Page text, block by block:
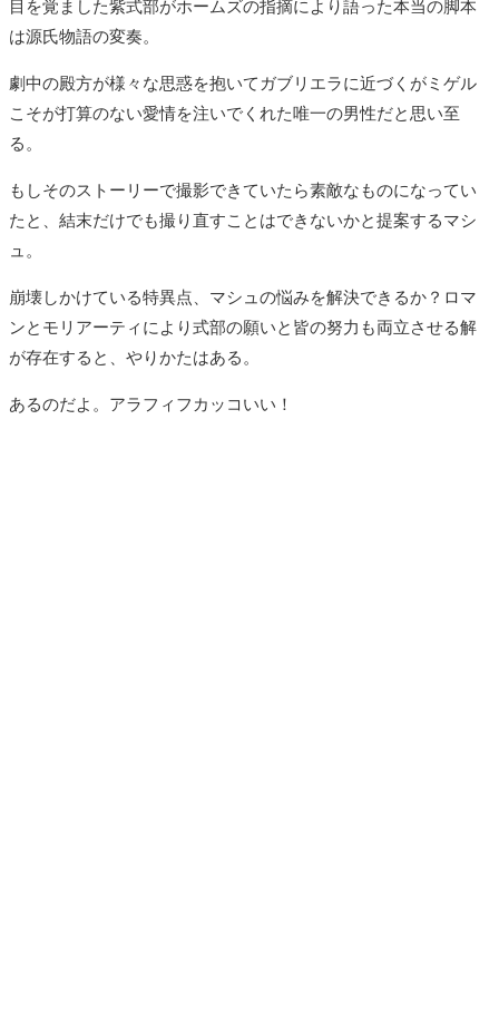
目を覚ました紫式部がホームズの指摘により語った本当の脚本
は源氏物語の変奏。
劇中の殿方が様々な思惑を抱いてガブリエラに近づくがミゲル
こそが打算のない愛情を注いでくれた唯一の男性だと思い至
る。
もしそのストーリーで撮影できていたら素敵なものになってい
たと、結末だけでも撮り直すことはできないかと提案するマシ
ュ。
崩壊しかけている特異点、マシュの悩みを解決できるか？ロマ
ンとモリアーティにより式部の願いと皆の努力も両立させる解
が存在すると、やりかたはある。
あるのだよ。アラフィフカッコいい！